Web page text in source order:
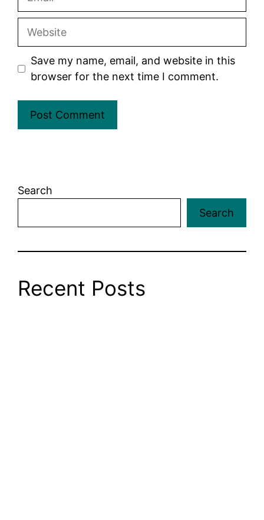
Website
Save my name, email, and website in this
browser for the next time I comment.
Search
Search
Recent Posts